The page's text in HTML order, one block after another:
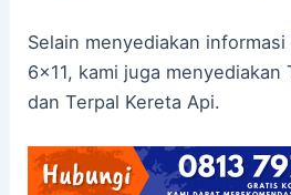
Selain menyediakan
6×11, kami juga menyediakan
dan Terpal Kereta Api.